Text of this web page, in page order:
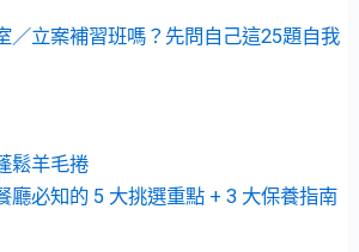
／立案補習班嗎？先問自己這25題自我
鬆羊毛捲
廳必知的 5 大挑選重點 + 3 大保養指南